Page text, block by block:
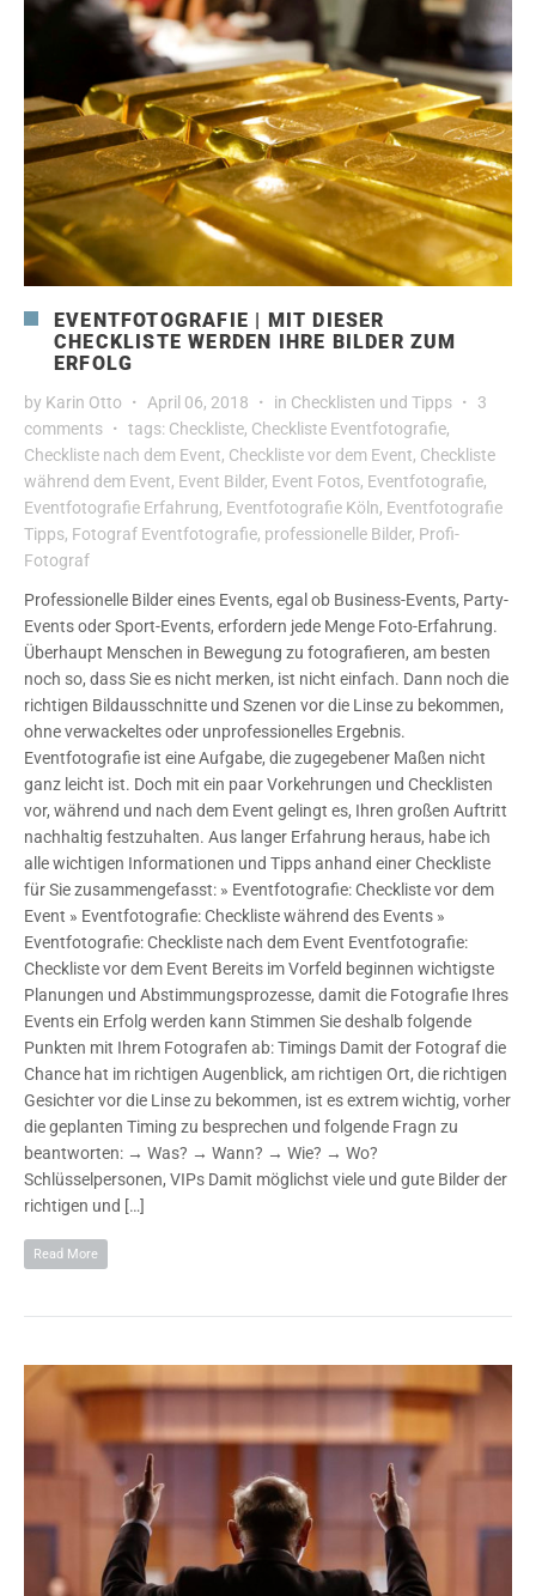
EVENTFOTOGRAFIE | MIT DIESER
CHECKLISTE WERDEN IHRE BILDER ZUM
ERFOLG
by Karin Otto April 06, 2018 in Checklisten und Tipps
3
comments
tags: Checkliste, Checkliste Eventfotografie,
Checkliste nach dem Event, Checkliste vor dem Event, Checkliste
während dem Event, Event Bilder, Event Fotos, Eventfotografie,
Eventfotografie Erfahrung, Eventfotografie Köln, Eventfotografie
Tipps, Fotograf Eventfotografie, professionelle Bilder, Profi-
Fotograf
Professionelle Bilder eines Events, egal ob Business-Events, Party-
Events oder Sport-Events, erfordern jede Menge Foto-Erfahrung.
Überhaupt Menschen in Bewegung zu fotografieren, am besten
noch so, dass Sie es nicht merken, ist nicht einfach. Dann noch die
richtigen Bildausschnitte und Szenen vor die Linse zu bekommen,
ohne verwackeltes oder unprofessionelles Ergebnis.
Eventfotografie ist eine Aufgabe, die zugegebener Maßen nicht
ganz leicht ist. Doch mit ein paar Vorkehrungen und Checklisten
vor, während und nach dem Event gelingt es, Ihren großen Auftritt
nachhaltig festzuhalten. Aus langer Erfahrung heraus, habe ich
alle wichtigen Informationen und Tipps anhand einer Checkliste
für Sie zusammengefasst: » Eventfotografie: Checkliste vor dem
Event » Eventfotografie: Checkliste während des Events »
Eventfotografie: Checkliste nach dem Event Eventfotografie:
Checkliste vor dem Event Bereits im Vorfeld beginnen wichtigste
Planungen und Abstimmungsprozesse, damit die Fotografie Ihres
Events ein Erfolg werden kann Stimmen Sie deshalb folgende
Punkten mit Ihrem Fotografen ab: Timings Damit der Fotograf die
Chance hat im richtigen Augenblick, am richtigen Ort, die richtigen
Gesichter vor die Linse zu bekommen, ist es extrem wichtig, vorher
die geplanten Timing zu besprechen und folgende Fragn zu
beantworten: → Was? → Wann? → Wie? → Wo?
Schlüsselpersonen, VIPs Damit möglichst viele und gute Bilder der
richtigen und […]
Read More